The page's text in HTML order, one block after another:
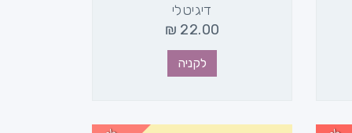
דיגיטלי
22.00
₪
לקניה